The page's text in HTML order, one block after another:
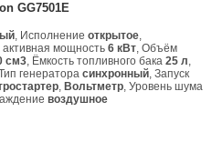
GG7501E
, Исполнениеоткрытое,
мощность6 кВт, Объём
см3, Ёмкость топливного бака25 л,
генераторасинхронный, Запуск
, Вольтметр, Уровень шума
воздушное